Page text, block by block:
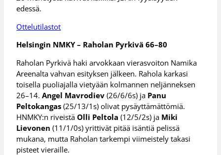
edessä.
Ottelutilastot
Helsingin NMKY – Raholan Pyrkivä 66–80
Raholan Pyrkivä haki arvokkaan vierasvoiton Namika
Areenalta vahvan esityksen jälkeen. Rahola karkasi
toisella puoliajalla vietyään kolmannen neljänneksen
26–14.Angel Mavrodiev(26/6/6s) ja Panu
Peltokangas(25/13/1s) olivat pysäyttämättömiä.
HNMKY:n riveistäOlli Peltola(12/5/2s) ja Miki
Lievonen(11/1/0s) yrittivät pitää isäntiä pelissä
mukana, mutta Raholan tarkempi viimeistely takasi
pisteet vieraille.